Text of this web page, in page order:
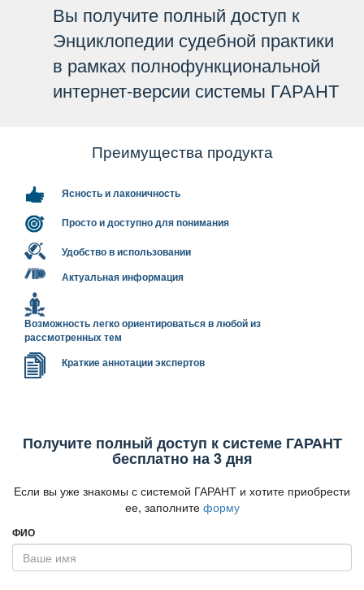
ы получите полный доступ к
Энциклопедии судебной практики
рамках полнофункциональной
интернет-версии системы ГАРАНТ
Преимущества продукта
Ясность и лаконичность
Просто и доступно для понимания
Удобство в использовании
Актуальная информация
озможность легко ориентироваться в любой из
рассмотренных тем
Краткие аннотации эксперто
Получите полный доступ к системе ГАРАНТ
есплатно на 3 дня
Если вы уже знакомы с системой ГАРАНТ и хотите приобрести
ее, заполните форму
ФИО